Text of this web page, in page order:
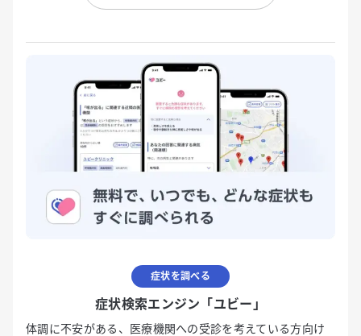
症状を調べる
症状検索エンジン「ユビー」
体調に不安がある、医療機関への受診を考えている方向け